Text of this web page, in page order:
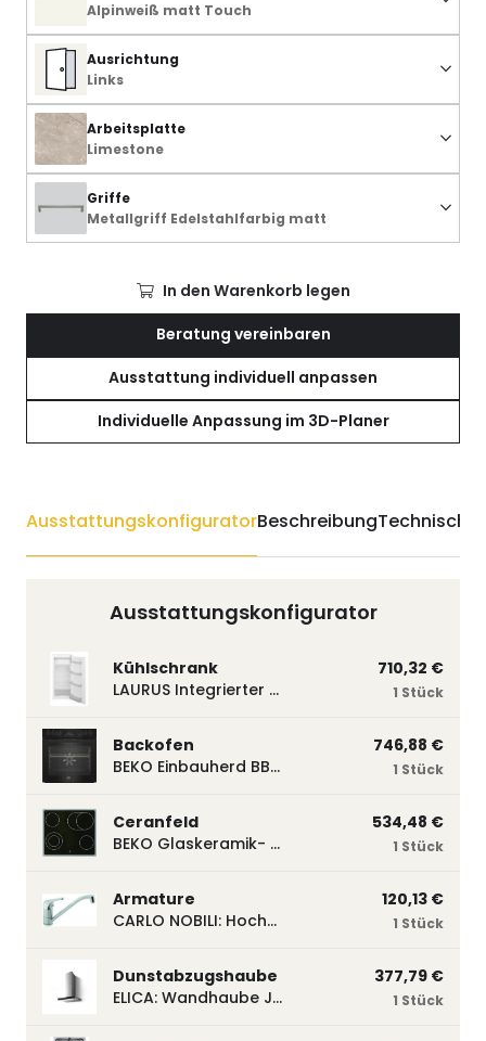
Alpinweiß matt Touch
Ausrichtung
Links
Arbeitsplatte
Limestone
Griffe
Metallgriff Edelstahlfarbig matt
In den Warenkorb legen
Beratung vereinbaren
Ausstattung individuell anpassen
Individuelle Anpassung im 3D-Planer
AusstattungskonfiguratorBeschreibungTechnische
Ausstattungskonfigurator
Kühlschrank
LAURUS Integrierter Kühlautomat LKG122E LKG122E
710,32 €
1 Stück
Backofen
BEKO Einbauherd BBUM113N2B mit Hydrolyse, Schwarz BBUM113N2B
746,88 €
1 Stück
Ceranfeld
BEKO Glaskeramik- Strahlungskochfeld EH 9641 XHN, herdgebunden EH9641XHN
534,48 €
1 Stück
Armature
CARLO NOBILI: Hochdruck- Einhebelmischbatterie Blue, Mischbatterie verchromt 17770
120,13 €
1 Stück
Dunstabzugshaube
ELICA: Wandhaube JOYE 60-A,600 mm breit Edelstahl JOYE60A
377,79 €
1 Stück